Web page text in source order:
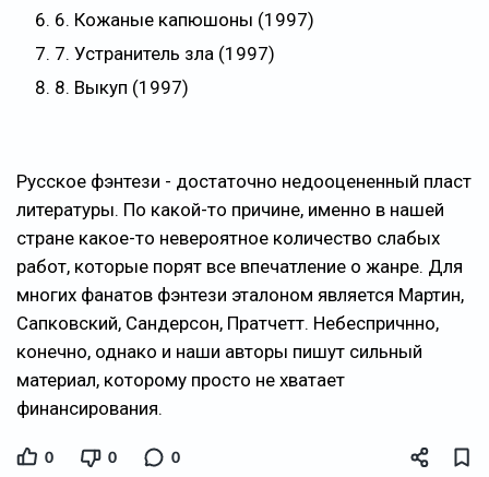
6. Кожаные капюшоны (1997)
7. Устранитель зла (1997)
8. Выкуп (1997)
Русское фэнтези - достаточно недооцененный пласт
литературы. По какой-то причине, именно в нашей
стране какое-то невероятное количество слабых
работ, которые порят все впечатление о жанре. Для
многих фанатов фэнтези эталоном является Мартин,
Сапковский, Сандерсон, Пратчетт. Небеспричнно,
конечно, однако и наши авторы пишут сильный
материал, которому просто не хватает
финансирования.
0 0 0